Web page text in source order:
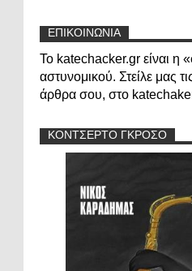
ΕΠΙΚΟΙΝΩΝΙΑ
Το katechacker.gr είναι η
αστυνομικού. Στείλε μας
άρθρα σου, στο
ΚΟΝΤΣΕΡΤΟ ΓΚΡΟΣΟ